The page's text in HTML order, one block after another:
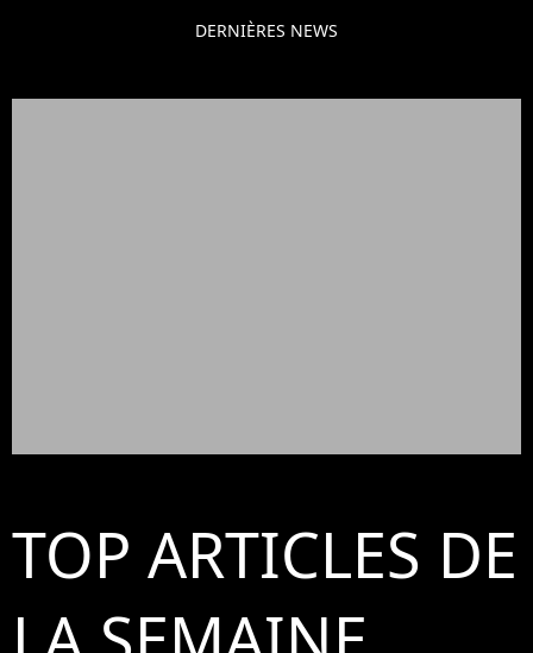
DERNIÈRES NEWS
TOP ARTICLES DE